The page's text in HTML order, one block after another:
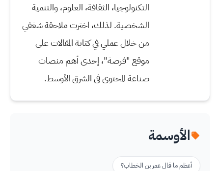
التكنولوجيا، الثقافة، العلوم، والتنمية
الشخصية. لذلك، اخترت ملاحقة شغفي
من خلال عملي في كتابة المقالات على
موقع "فرصة"، إحدى أهم منصات
صناعة المحتوى في الشرق الأوسط.
الأوسمة
أعظم ما قال عمر بن الخطاب؟